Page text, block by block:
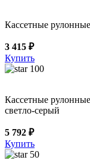
Кассетные
3 415 ₽
Купить
100
Кассетные
светло-серый
5 792 ₽
Купить
50